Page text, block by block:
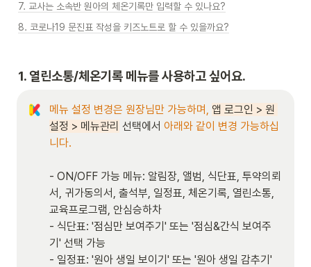
7. 교사는 소속반 원아의 체온기록만 입력할 수 있나요?
8. 코로나19 문진표 작성을 키즈노트로 할 수 있을까요?
1. 열린소통/체온기록 메뉴를 사용하고 싶어요.
메뉴 설정 변경은 원장님만 가능하며, 앱 로그인 > 원
설정 > 메뉴관리 선택에서 아래와 같이 변경 가능하십
- ON/OFF 가능 메뉴: 알림장, 앨범, 식단표, 투약의뢰
서, 귀가동의서, 출석부, 일정표, 체온기록, 열린소통,
교육프로그램, 안심승하차
- 식단표: '점심만 보여주기' 또는 '점심&간식 보여주
기' 선택 가능
- 일정표: '원아 생일 보이기' 또는 '원아 생일 감추기'